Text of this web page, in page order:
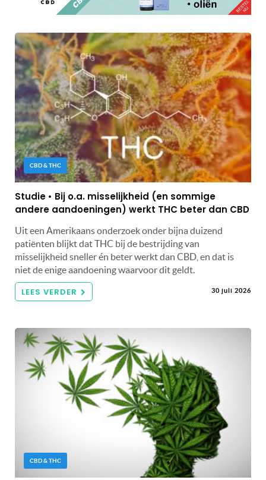
CBD & THC
Studie • Bij o.a. misselijkheid (en sommige
andere aandoeningen) werkt THC beter dan CBD
Uit een Amerikaans onderzoek onder bijna duizend
patiënten blijkt dat THC bij de bestrijding van
misselijkheid sneller én beter werkt dan CBD, en dat is
niet de enige aandoening waarvoor dit geldt.
LEES VERDER 30 juli 2026
CBD & THC